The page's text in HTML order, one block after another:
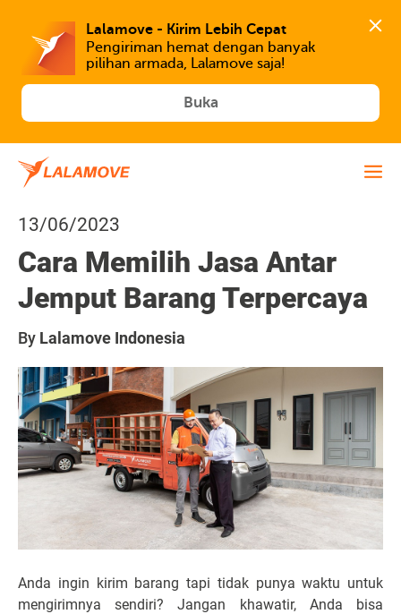
Lalamove - Kirim Lebih Cepat
Pengiriman hemat dengan banyak
Buka
13/06/2023
Cara Memilih Jasa Antar
Jemput Barang Terpercaya
By Lalamove Indonesia
Anda ingin kirim barang tapi tidak punya waktu untuk
mengirimnya sendiri? Jangan khawatir, Anda bisa